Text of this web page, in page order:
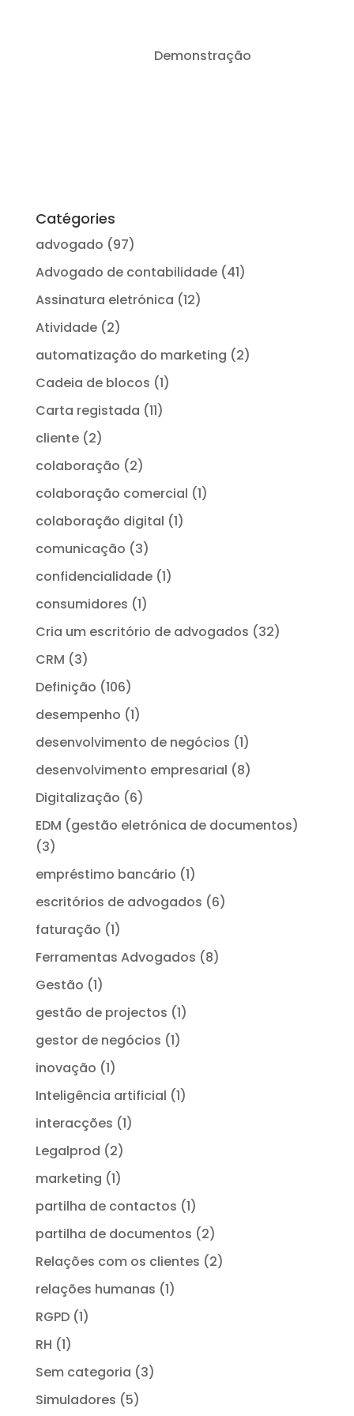
Demonstração
LegalProd IA vs
Catégories
advogado (97)
Advogado de contabilidade(41)
Assinatura eletrónica (12)
Atividade(2)
automatização do marketing (2)
Cadeia de blocos (1)
Carta registada (11)
cliente(2)
colaboração (2)
colaboração comercial (1)
colaboração digital (1)
comunicação (3)
confidencialidade(1)
consumidores (1)
Cria um escritório de advogados (32)
CRM (3)
Definição (106)
desempenho (1)
desenvolvimento de negócios (1)
desenvolvimento empresarial (8)
Digitalização (6)
EDM (gestão eletrónica de documentos)
(3)
empréstimo bancário (1)
escritórios de advogados (6)
faturação (1)
Ferramentas Advogados (8)
Gestão (1)
gestão de projectos (1)
gestor de negócios (1)
inovação (1)
Inteligência artificial (1)
interacções (1)
Legalprod (2)
marketing (1)
partilha de contactos (1)
partilha de documentos (2)
Relações com os clientes (2)
relações humanas (1)
RGPD(1)
RH (1)
Sem categoria (3)
Simuladores (5)